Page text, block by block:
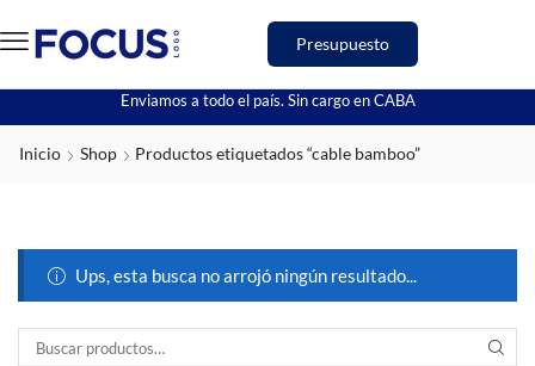
Presupuesto
Enviamos a todo el país. Sin cargo en CABA
Inicio Shop Productos etiquetados “cable bamboo”
Ups, esta busca no arrojó ningún resultado...